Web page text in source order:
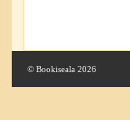
© Bookiseala 2026